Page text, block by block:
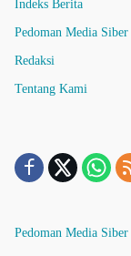
Indeks Berita
Pedoman Media Siber
Redaksi
Tentang Kami
Pedoman Media Siber